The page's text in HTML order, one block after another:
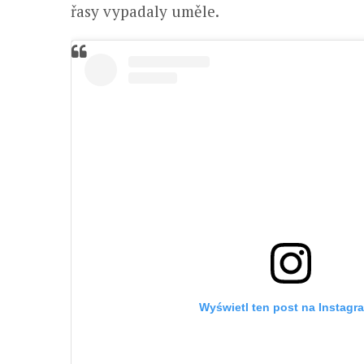
řasy vypadaly uměle.
Wyświetl ten post na